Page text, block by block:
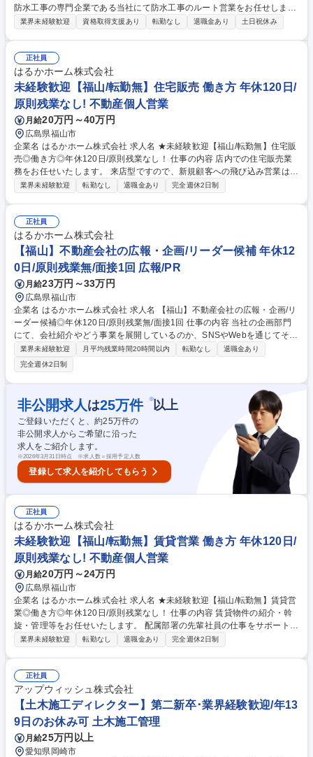
防水工事の専門企業である当社にて防水工事のルート営業をお任せしま
す。定着率が高く、中堅～ベテラン社員が多いため、じっくり時間をかけ
発注の指示 ■安全協議会への参加 【担当エリア】既存顧客への営業が中心
です。長野県内が中心ですが、県外に出張することもあります。宿泊を伴
う出張は少ないです。 【安心のサポート体制】先輩のサポートの元、3年
ほど経験を積んでいただいたら小規模の現場から管理をお任せしていきま
す。 募集職種 【松本市/防水工事のルート営業】年休120日/賞与3回/勤続
年数20年超/未経験歓迎
業界未経験歓迎 資格取得支援あり 転勤なし 退職金あり 土日祝休み
正社員
はるかホーム株式会社
未経験歓迎【福山/転勤無】住宅販売 働き方 年休120日/
原則残業なし! 不動産個人営業
月給20万円～40万円
広島県福山市
企業名 はるかホーム株式会社 求人名 ★未経験歓迎【福山/転勤無】住宅販
売◎働き方◎年休120日/原則残業なし！ 仕事の内容 店内での住宅販売業
務をお任せいたします。 来店型ですので、新規顧客への飛び込み営業は一
切ありません！ ■土地と物件をセットで販売しているのが、弊社の強みで
しながら一緒に学んでいくので安心！ 募集職種 ★未経験歓迎【福山/転勤
無】住宅販売◎働き方◎年休120日/原則残業なし！
業界未経験歓迎 転勤なし 退職金あり 完全週休2日制
正社員
はるかホーム株式会社
【福山】不動産会社の広報・企画/リーダー候補 年休12
0日/原則残業無/面接1回 広報/PR
月給23万円～33万円
広島県福山市
企業名 はるかホーム株式会社 求人名 【福山】不動産会社の広報・企画/リ
ーダー候補◎年休120日/原則残業無/面接1回 仕事の内容 当社の企画部門
にて、会社紹介やどう事業を展開しているのか、SNSやWebを通じてその
魅力を積極的に発信していく役割を担っていただきます。配属部署の先輩
社員の仕事をサポートしながら一緒に学んでいくので安心！ 【具体的に
は】・集客力を高めるための広報物製作 ・物件等の写真撮影、SNSでの
情報発信 ・自社ホームページの更新・管理（※専門知識は不要） ・外部
業者への発注・ディレクション業務 単なる作業者ではなく、自走して成果
を出せる方を募集します！ 「この仕事が好き」と言い切れる情熱が一番大
事。一途に、真っ直ぐに、仕事の面白さを追求できる環境！ 募集職種
【福山】不動産会社の広報・企画/リーダー候補◎年休120日/原則残業無/
面接1回
業界未経験歓迎 月平均残業時間20時間以内 転勤なし
退職金あり
完全週休2日制
非公開求人 は25万件 ※以上
ご登録いただくと、約25万件の
非公開求人からご希望に沿った
求人をご紹介します。
※2026年3月31日時点 ※求人数＝採用予定人数
登録して求人を紹介してもらう
正社員
はるかホーム株式会社
未経験歓迎【福山/転勤無】賃貸営業 働き方 年休120日/
原則残業なし! 不動産個人営業
月給20万円～24万円
広島県福山市
企業名 はるかホーム株式会社 求人名 ★未経験歓迎【福山/転勤無】賃貸営
業◎働き方◎年休120日/原則残業なし！ 仕事の内容 賃貸物件の紹介・斡
旋・管理等をお任せいたします。 配属部署の先輩社員の仕事をサポートし
ながら一緒に学んでいくので安心！ 【具体的な業務】 ・受付 ・書類作成
種 ★未経験歓迎【福山/転勤無】賃貸営業◎働き方◎年休120日/原則残業
なし！
業界未経験歓迎 転勤なし 退職金あり 完全週休2日制
正社員
アップウィッシュ株式会社
【土木施工ディレクター】第二新卒･業界経験歓迎/年13
9日のお休み可 土木施工管理
月給25万円以上
愛知県岡崎市